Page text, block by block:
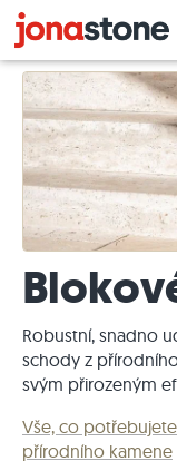
Robustní, snadno
schody z
svým přirozeným
Vše, co
přírodního kamene